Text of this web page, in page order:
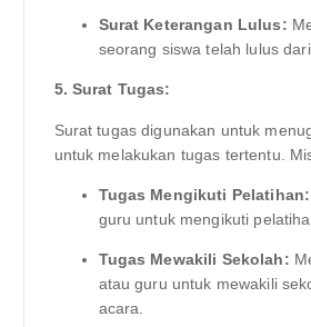
Surat Keterangan Lulus:
seorang siswa telah lulus
5. Surat Tugas:
Surat tugas digunakan untuk
untuk melakukan tugas tertentu.
Tugas Mengikuti Pelatihan:
guru untuk mengikuti
Tugas Mewakili Sekolah:
atau guru untuk mewakili
acara.